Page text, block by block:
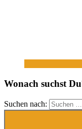
Wonach suchst
Suchen nach: